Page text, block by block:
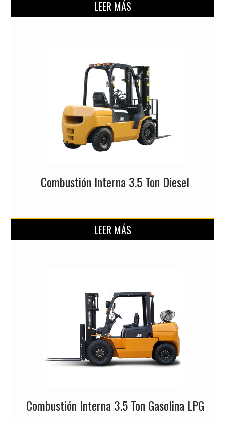
LEER MÁS
Combustión Interna 3.5 Ton Diesel
LEER MÁS
Combustión Interna 3.5 Ton Gasolina LPG